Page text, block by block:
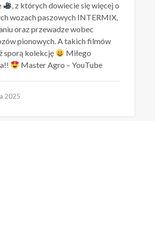
, z których dowiecie się więcej o
wozach paszowych INTERMIX,
oraz przewadze wobec
pionowych. A takich filmów
sporą kolekcję
Miłego
Master Agro – YouTube
2025